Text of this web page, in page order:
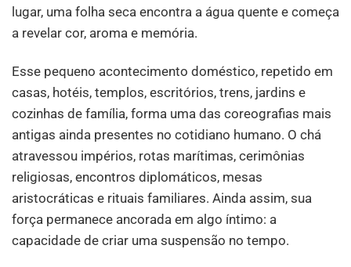
lugar, uma folha seca encontra a água quente e começa
a revelar cor, aroma e memória.
Esse pequeno acontecimento doméstico, repetido em
casas, hotéis, templos, escritórios, trens, jardins e
cozinhas de família, forma uma das coreografias mais
antigas ainda presentes no cotidiano humano. O chá
atravessou impérios, rotas marítimas, cerimônias
religiosas, encontros diplomáticos, mesas
aristocráticas e rituais familiares. Ainda assim, sua
força permanece ancorada em algo íntimo: a
capacidade de criar uma suspensão no tempo.